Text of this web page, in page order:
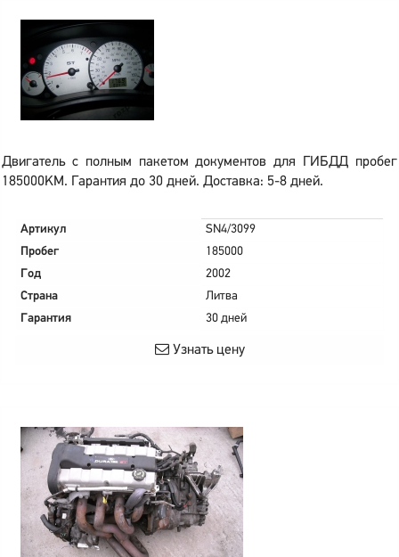
Двигатель с полным пакетом документов для ГИБДД пробег
185000KM. Гарантия до 30 дней. Доставка: 5-8 дней.
Артикул
SN4/3099
Пробег
185000
Год
2002
Страна
Литва
Гарантия
30 дней
Узнать цену